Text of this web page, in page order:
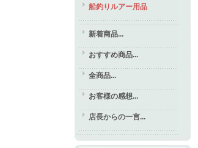
船釣りルアー用品
新着商品...
おすすめ商品...
全商品...
お客様の感想...
店長からの一言...